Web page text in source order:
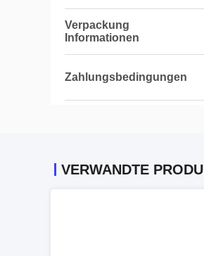
Verpackung
Informationen
Zahlungsbedingungen